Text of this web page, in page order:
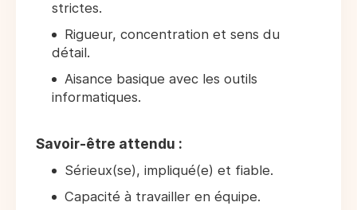
strictes.
Rigueur, concentration et sens du
détail.
Aisance basique avec les outils
informatiques.
Savoir-être attendu :
Sérieux(se), impliqué(e) et fiable.
Capacité à travailler en équipe.